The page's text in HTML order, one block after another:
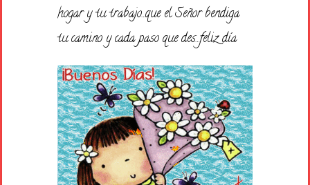
hogar y tu trabajo…que el Señor bendiga
tu camino y cada paso que des…feliz día